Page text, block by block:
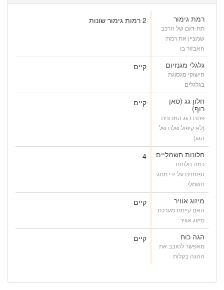
רמת גימור
תת-דגם של הרכב
שמציין את רמת
האבזור בו
2 רמות גימור שונות
גלגלי מגנזיום
חישוקי סגסוגת
בגלגלים
קיים
חלון גג (סאן
רוף)
פתח בגג המכונית
(לא קיפול שלם של
הגג)
קיים
חלונות חשמליים
כמה חלונות
נפתחים על ידי מתג
חשמלי
4
מיזוג אוויר
האם קיימת מערכת
מיזוג אוויר
קיים
הגה כוח
מאפשר לסובב את
ההגה בקלות
קיים